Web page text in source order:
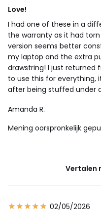
Love!
I had one of these in a
the warranty as it had
version seems better
my laptop and the extra
drawstring! I just returned
to use this for everything,
after being stuffed under
Amanda R.
Mening oorspronkelijk
Vertalen
02/05/2026